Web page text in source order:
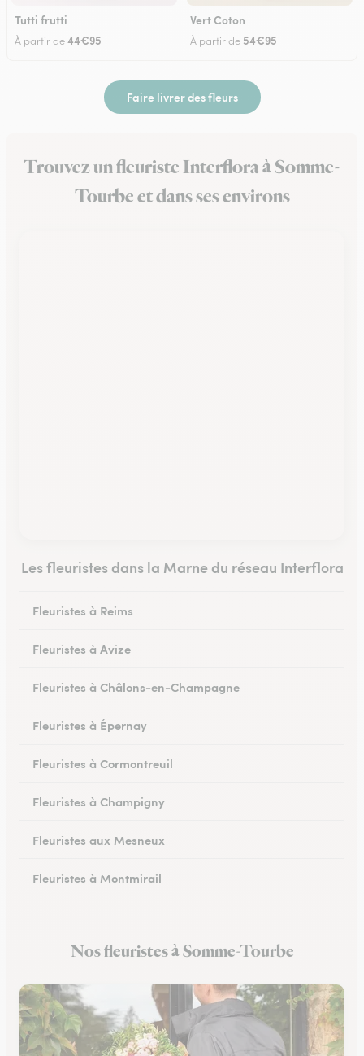
Tutti frutti
À partir de44€95
Vert Coton
À partir de 54€95
Faire livrer des fleurs
Trouvez un fleuriste Interflora à Somme-
Tourbe et dans ses environs
Les fleuristes dans la Marne du réseau Interflora
Fleuristes à Reims
Fleuristes à Avize
Fleuristes à Châlons-en-Champagne
Fleuristes à Épernay
Fleuristes à Cormontreuil
Fleuristes à Champigny
Fleuristes aux Mesneux
Fleuristes à Montmirail
Fleuristes à Vitry-le-François
Nos fleuristes à Somme-Tourbe